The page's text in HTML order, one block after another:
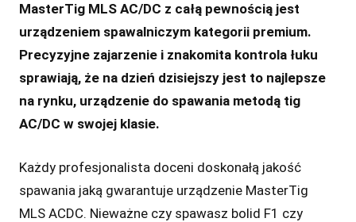
MasterTig MLS AC/DC z całą pewnością jest
urządzeniem spawalniczym kategorii premium.
Precyzyjne zajarzenie i znakomita kontrola łuku
sprawiają, że na dzień dzisiejszy jest to najlepsze
na rynku, urządzenie do spawania metodą tig
AC/DC w swojej klasie.
Każdy profesjonalista doceni doskonałą jakość
spawania jaką gwarantuje urządzenie MasterTig
MLS ACDC. Nieważne czy spawasz bolid F1 czy